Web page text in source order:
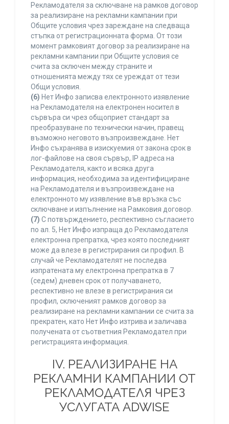
Рекламодателя за сключване на рамков договор
за реализиране на рекламни кампании при
Общите условия чрез зареждане на следваща
стъпка от регистрационната форма. От този
момент рамковият договор за реализиране на
рекламни кампании при Общите условия се
счита за сключен между страните и
отношенията между тях се уреждат от тези
Общи условия.
(6) Нет Инфо записва електронното изявление
на Рекламодателя на електронен носител в
сървъра си чрез общоприет стандарт за
преобразуване по технически начин, правещ
възможно неговото възпроизвеждане. Нет
Инфо съхранява в изискуемия от закона срок в
лог-файлове на своя сървър, IP адреса на
Рекламодателя, както и всяка друга
информация, необходима за идентифициране
на Рекламодателя и възпроизвеждане на
електронното му изявление във връзка със
сключване и изпълнение на Рамковия договор.
(7) С потвърждението, респективно съгласието
по ал. 5, Нет Инфо изпраща до Рекламодателя
електронна препратка, чрез която последният
може да влезе в регистрирания си профил. В
случай че Рекламодателят не последва
изпратената му електронна препратка в 7
(седем) дневен срок от получаването,
респективно не влезе в регистрирания си
профил, сключеният рамков договор за
реализиране на рекламни кампании се счита за
прекратен, като Нет Инфо изтрива и заличава
получената от съответния Рекламодател при
регистрацията информация.
IV. РЕАЛИЗИРАНЕ НА
РЕКЛАМНИ КАМПАНИИ ОТ
РЕКЛАМОДАТЕЛЯ ЧРЕЗ
УСЛУГАТА ADWISE